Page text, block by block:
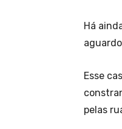
Há
Esse
pelas